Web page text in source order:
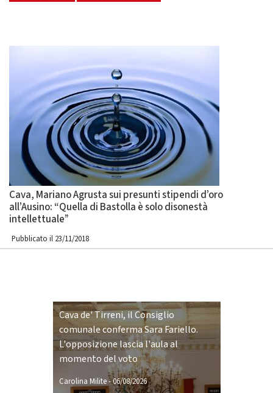
Cava, Mariano Agrusta sui presunti stipendi d’oro
all’Ausino: “Quella di Bastolla è solo disonestà
intellettuale”
Pubblicato il 23/11/2018
Cava de' Tirreni, il Consiglio
comunale conferma Sara Fariello.
L'opposizione lascia l'aula al
momento del voto
Carolina Milite-06/08/2026